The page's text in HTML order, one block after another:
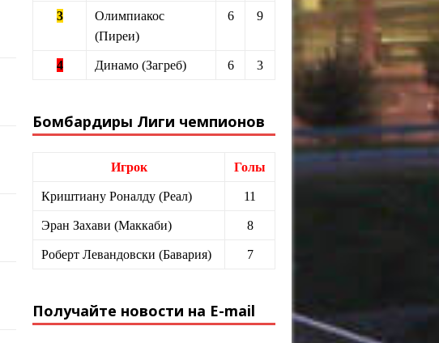
3
Олимпиакос
(Пиреи)
6 9
4 Динамо (Загреб) 6 3
Бомбардиры Лиги чемпионов
Игрок Голы
Криштиану Роналду (Реал) 11
Эран Захави (Маккаби) 8
Роберт Левандовски (Бавария) 7
Получайте новости на E-mail